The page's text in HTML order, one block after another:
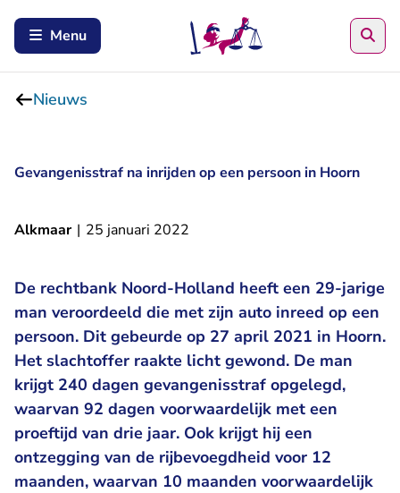
Menu
Nieuws
Gevangenisstraf na inrijden op een persoon in Hoorn
Alkmaar | 25 januari 2022
De rechtbank Noord-Holland heeft een 29-jarige
man veroordeeld die met zijn auto inreed op een
persoon. Dit gebeurde op 27 april 2021 in Hoorn.
Het slachtoffer raakte licht gewond. De man
krijgt 240 dagen gevangenisstraf opgelegd,
waarvan 92 dagen voorwaardelijk met een
proeftijd van drie jaar. Ook krijgt hij een
ontzegging van de rijbevoegdheid voor 12
maanden, waarvan 10 maanden voorwaardelijk